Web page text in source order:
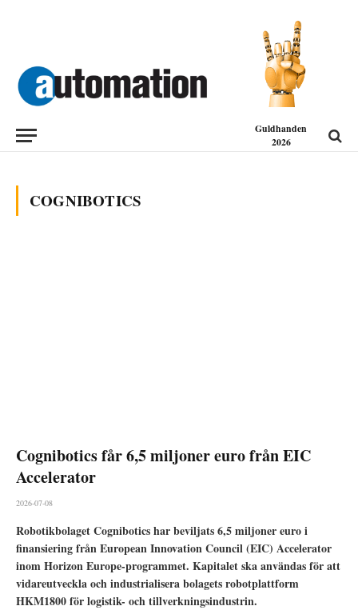
Guldhanden
2026
COGNIBOTICS
Cognibotics får 6,5 miljoner euro från EIC
Accelerator
2026-07-08
Robotikbolaget Cognibotics har beviljats 6,5 miljoner euro i
finansiering från European Innovation Council (EIC) Accelerator
inom Horizon Europe-programmet. Kapitalet ska användas för att
vidareutveckla och industrialisera bolagets robotplattform
HKM1800 för logistik- och tillverkningsindustrin.